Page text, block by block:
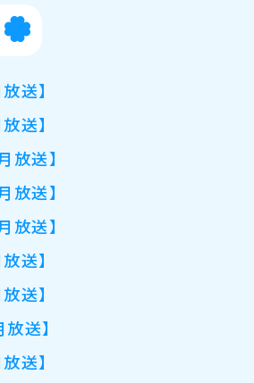
送】
送】
放送】
放送】
放送】
送】
送】
送】
送】